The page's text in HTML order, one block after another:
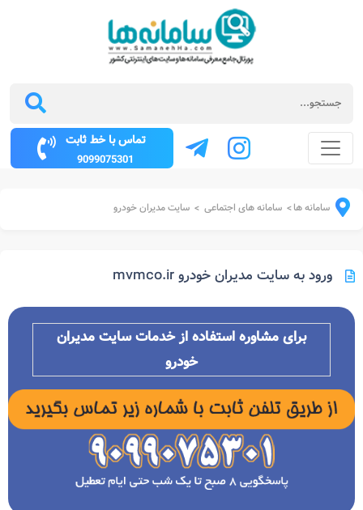
تماس با خط ثابت
9099075301
سامانه ها> سامانه های اجتماعی > سایت مدیران خودرو
ورود به سایت مدیران خودرو mvmco.ir
برای مشاوره استفاده از خدمات سایت مدیران
خودرو